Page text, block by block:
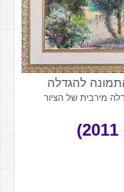
להגדלה
מירבית של הציור